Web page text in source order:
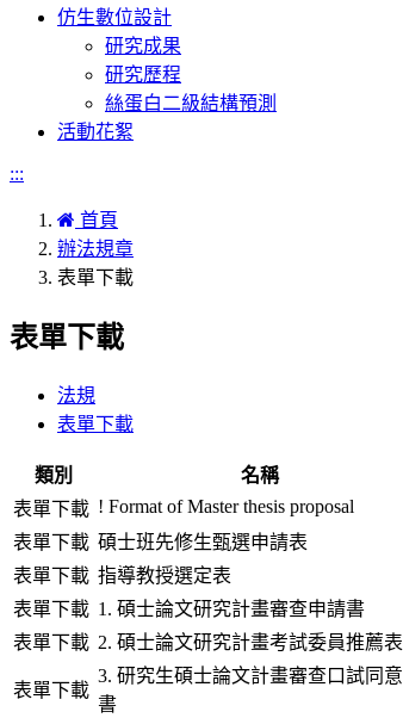
仿生數位設計
研究成果
研究歷程
絲蛋白二級結構預測
活動花絮
:::
首頁
辦法規章
表單下載
表單下載
法規
表單下載
類別 名稱
表單下載 ! Format of Master thesis proposal
表單下載 碩士班先修生甄選申請表
表單下載 指導教授選定表
表單下載 1. 碩士論文研究計畫審查申請書
表單下載 2. 碩士論文研究計畫考試委員推薦表
表單下載
3. 研究生碩士論文計畫審查口試同意
書